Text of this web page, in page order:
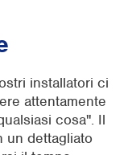
installatori ci
attentamente
cosa". Il
un dettagliato